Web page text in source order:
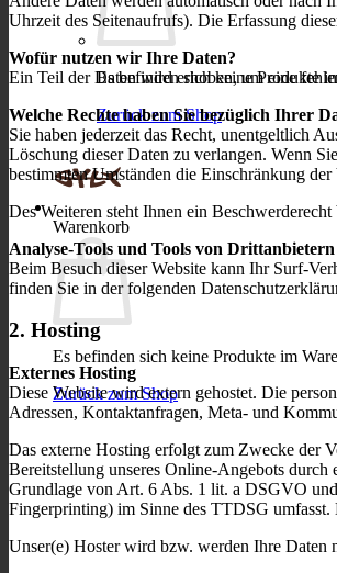
Es befinden sich keine Produkte
Zurück zum Shop
Warenkorb
Es befinden sich keine Produkte im
Zurück zum Shop
Uhrzeit des Seitenaufrufs). Die Erfassung
Wofür nutzen wir Ihre Daten?
Ein Teil der Daten wird erhoben, um eine
Welche Rechte haben Sie bezüglich Ihrer
Sie haben jederzeit das Recht, unentgeltlich
Löschung dieser Daten zu verlangen. Wenn
bestimmten Umständen die Einschränkung
Des Weiteren steht Ihnen ein
Analyse-Tools und Tools von Drittanbietern
Beim Besuch dieser Website kann Ihr Surf-
finden Sie in der folgenden
2. Hosting
Externes Hosting
Diese Website wird extern gehostet. Die
Adressen, Kontaktanfragen, Meta- und
Das externe Hosting erfolgt zum Zwecke der
Bereitstellung unseres Online-Angebots
Grundlage von Art. 6 Abs. 1 lit. a DSGVO
Fingerprinting) im Sinne des TTDSG
Unser(e) Hoster wird bzw. werden Ihre Daten